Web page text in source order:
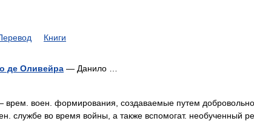
Книги
де Оливейра — Данило …
врем. воен. формирования, создаваемые путем
службе во время войны, а также вспомогат. необученный